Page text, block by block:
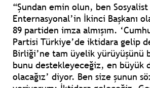
“Şundan emin olun, ben Sosyalist
Enternasyonal’in İkinci Başkanı
89 partiden imza almışım.
Partisi Türkiye’de iktidara gelip
Birliği’ne tam üyelik yürüyüşünü
bunu destekleyeceğiz, en büyük
olacağız’ diyor. Ben size şunun